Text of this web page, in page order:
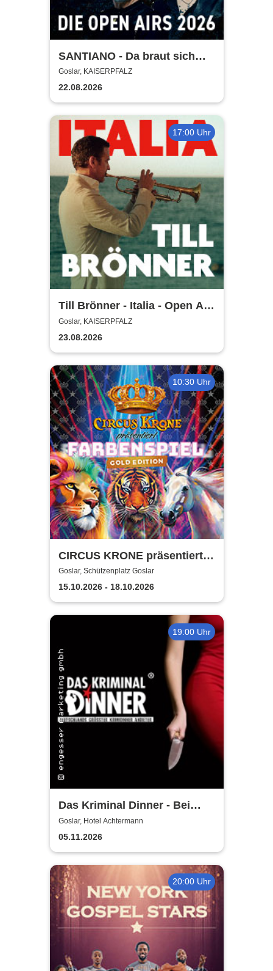
SANTIANO - Da braut sich
was zusammen - Open Air
2026
Goslar, KAISERPFALZ
22.08.2026
17:00 Uhr
Till Brönner - Italia - Open Air
2026
Goslar, KAISERPFALZ
23.08.2026
10:30 Uhr
CIRCUS KRONE präsentiert
FARBENSPIEL - Gold Edition
| Goslar
Goslar, Schützenplatz Goslar
15.10.2026 - 18.10.2026
19:00 Uhr
Das Kriminal Dinner - Bei
Aussage: Mord!
Goslar, Hotel Achtermann
05.11.2026
20:00 Uhr